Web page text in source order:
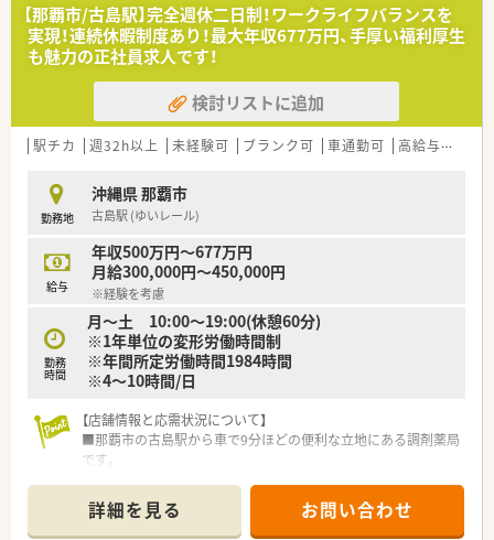
【那覇市/古島駅】完全週休二日制！ワークライフバランスを
実現！連続休暇制度あり！最大年収677万円、手厚い福利厚生
も魅力の正社員求人です！
検討リストに追加
駅チカ 週32h以上 未経験可 ブランク可 車通勤可 高給与(600万円以上)
勤務地
沖縄県 那覇市
古島駅 (ゆいレール)
給与
年収500万円～677万円
月給300,000円～450,000円
※経験を考慮
勤務
時間
月～土 10:00～19:00(休憩60分)
※1年単位の変形労働時間制
※年間所定労働時間1984時間
※4～10時間/日
【店舗情報と応需状況について】
■那覇市の古島駅から車で9分ほどの便利な立地にある調剤薬局
です。
数科目を対応しています。
■薬剤師5名体制、事務スタッフも3名体制と複数名体制で安心
詳細を見る お問い合わせ